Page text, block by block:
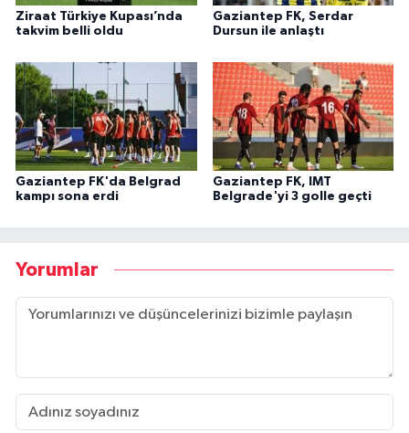
Ziraat Türkiye Kupası’nda
takvim belli oldu
Gaziantep FK, Serdar
Dursun ile anlaştı
Gaziantep FK'da Belgrad
kampı sona erdi
Gaziantep FK, IMT
Belgrade'yi 3 golle geçti
Yorumlar